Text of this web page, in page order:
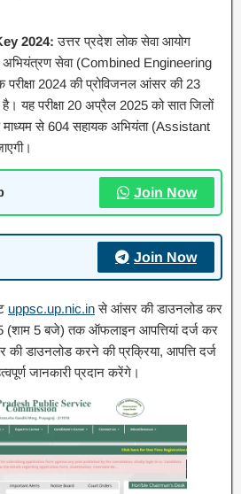
2024: उत्तर प्रदेश लोक सेवा आयोग
अभियंत्रण सेवा (Combined Engineering
2024 की प्रोविजनल आंसर की 23
यह परीक्षा 20 अप्रैल 2025 को सात जिलों
से 604 सहायक अभियंता (Assistant
Join Now
Join Now
uppsc.up.nic.inसे आंसर की डाउनलोड कर
5 बजे) तक ऑफलाइन आपत्तियां दर्ज कर
डाउनलोड करने की प्रक्रिया, आपत्ति दर्ज
जानकारी प्रदान करेंगे।